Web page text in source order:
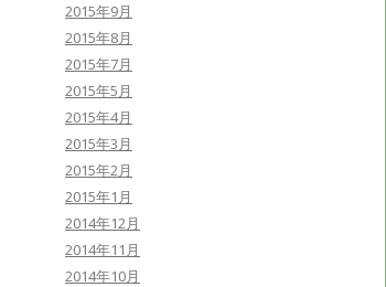
2015年9月
2015年8月
2015年7月
2015年5月
2015年4月
2015年3月
2015年2月
2015年1月
2014年12月
2014年11月
2014年10月